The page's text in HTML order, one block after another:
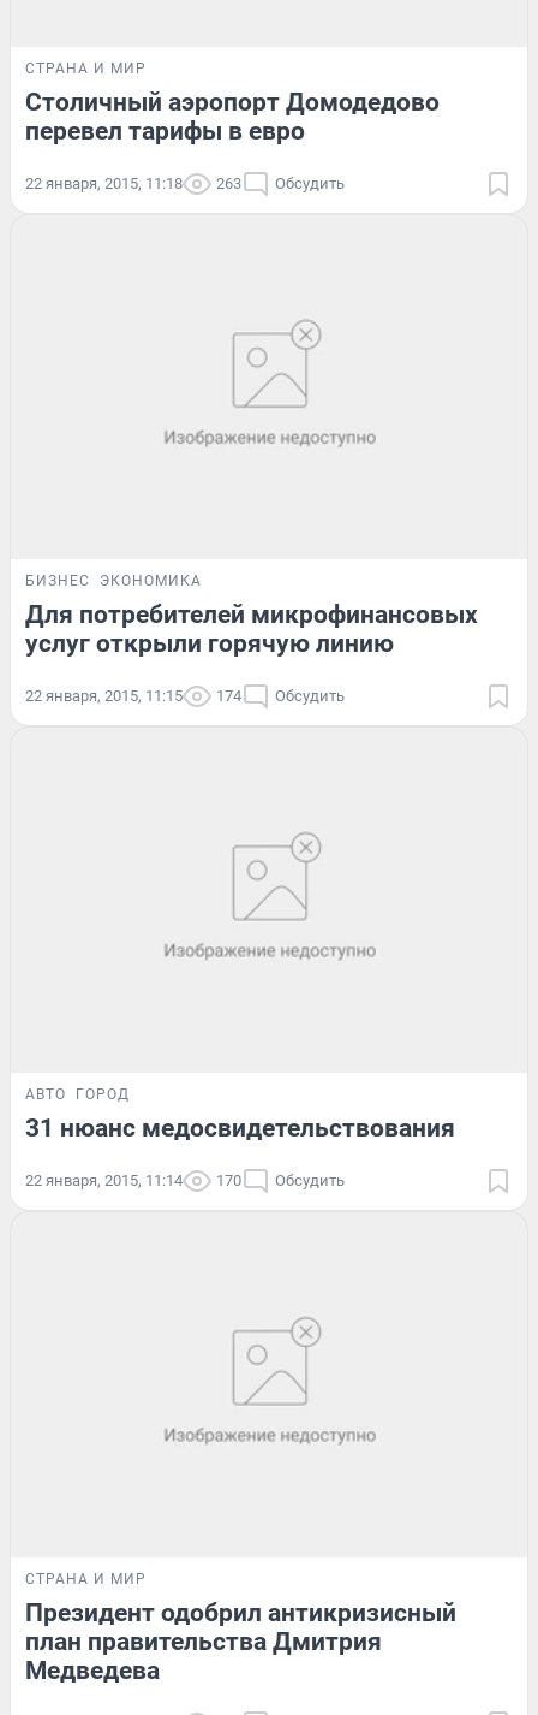
СТРАНА И МИР
Столичный аэропорт Домодедово
перевел тарифы в евро
22 января, 2015, 11:18 263 Обсудить
БИЗНЕС ЭКОНОМИКА
Для потребителей микрофинансовых
услуг открыли горячую линию
22 января, 2015, 11:15 174 Обсудить
АВТО ГОРОД
31 нюанс медосвидетельствования
22 января, 2015, 11:14 170 Обсудить
СТРАНА И МИР
Президент одобрил антикризисный
план правительства Дмитрия
Медведева